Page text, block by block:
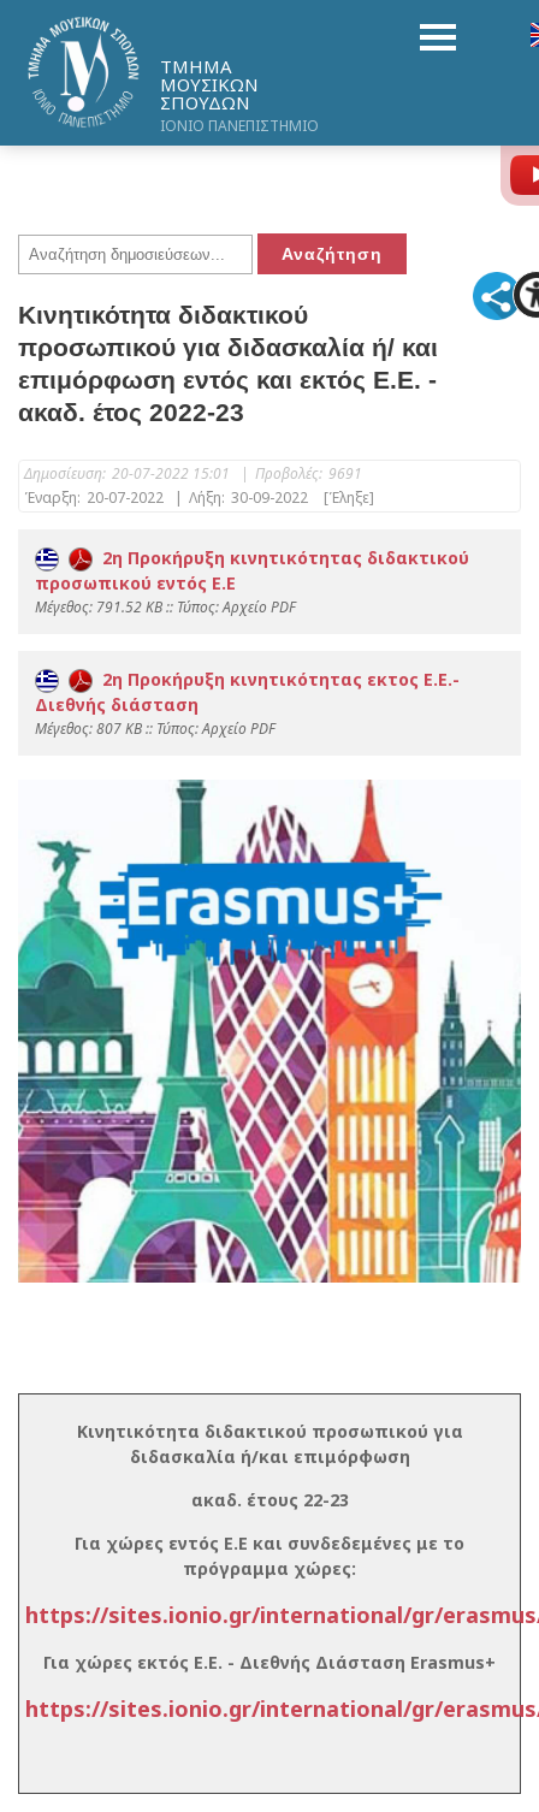
ΤΜΗΜΑ
ΜΟΥΣΙΚΩΝ
ΣΠΟΥΔΩΝ
ΙΟΝΙΟ ΠΑΝΕΠΙΣΤΗΜΙΟ
Κινητικότητα διδακτικού
προσωπικού για διδασκαλία ή/ και
επιμόρφωση εντός και εκτός Ε.Ε. -
ακαδ. έτος 2022-23
Δημοσίευση: 20-07-2022 15:01 | Προβολές: 9691
Έναρξη: 20-07-2022 | Λήξη: 30-09-2022 [Έληξε]
2η Προκήρυξη κινητικότητας διδακτικού
προσωπικού εντός Ε.Ε
Mέγεθος: 791.52 KB :: Τύπος: Αρχείο PDF
2η Προκήρυξη κινητικότητας εκτος Ε.Ε.-
Διεθνής διάσταση
Mέγεθος: 807 KB :: Τύπος: Αρχείο PDF
Κινητικότητα διδακτικού προσωπικού για
διδασκαλία ή/και επιμόρφωση
ακαδ. έτους 22-23
Για χώρες εντός Ε.Ε και συνδεδεμένες με το
πρόγραμμα χώρες:
https://sites.ionio.gr/international/gr/
Για χώρες εκτός Ε.Ε. - Διεθνής Διάσταση Erasmus+
https://sites.ionio.gr/international/gr/